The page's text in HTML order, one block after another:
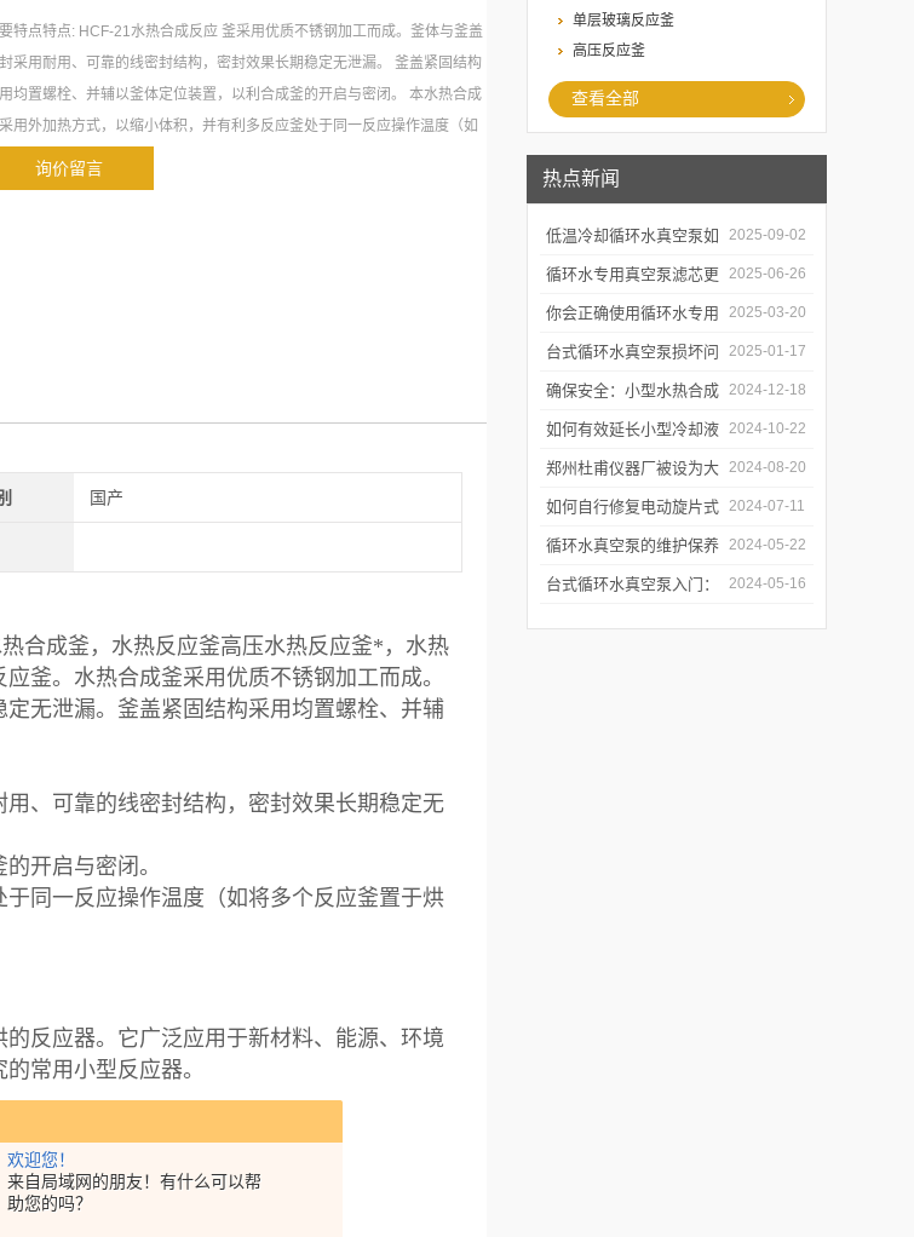
欢迎您！
来自局域网的朋友！有什么可以帮
助您的吗？
单层玻璃反应釜
高压反应釜
查看全部
热点新闻
低温冷却循环水真空泵如
何提升制冷与真空效率？
2025-09-02
循环水专用真空泵滤芯更
换周期：基于水质污染度
的判断方法
2025-06-26
你会正确使用循环水专用
真空泵吗？
2025-03-20
台式循环水真空泵损坏问
题诊断与预防措施
2025-01-17
确保安全：小型水热合成
反应釜的操作与维护建议
2024-12-18
如何有效延长小型冷却液
水循环泵的使用寿命？
2024-10-22
郑州杜甫仪器厂被设为大
学生实习就业基地
2024-08-20
如何自行修复电动旋片式
真空泵无法启动的问题
2024-07-11
循环水真空泵的维护保养
与故障排除指南
2024-05-22
台式循环水真空泵入门： 2024-05-16
特点特点: HCF-21水热合成反应 釜采用优质不锈钢加工而成。釜体与釜盖
采用耐用、可靠的线密封结构，密封效果长期稳定无泄漏。 釜盖紧固结构
均置螺栓、并辅以釜体定位装置，以利合成釜的开启与密闭。 本水热合成
用外加热方式，以缩小体积，并有利多反应釜处于同一反应操作温度（如
多个反应釜置于烘箱中加热）。
询价留言
国产
合成釜，水热反应釜高压水热反应釜*，水热
釜。水热合成釜采用优质不锈钢加工而成。
无泄漏。釜盖紧固结构采用均置螺栓、并辅
、可靠的线密封结构，密封效果长期稳定无
开启与密闭。
同一反应操作温度（如将多个反应釜置于烘
反应器。它广泛应用于新材料、能源、环境
常用小型反应器。
值